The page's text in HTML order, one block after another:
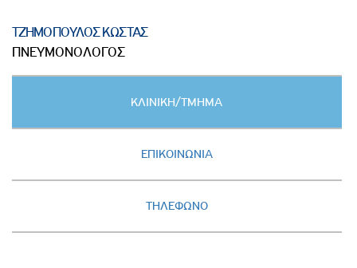
ΤΖΗΜΟΠΟΥΛΟΣ ΚΩΣΤΑΣ
ΠΝΕΥΜΟΝΟΛΟΓΟΣ
ΚΛΙΝΙΚΗ/ΤΜΗΜΑ
ΕΠΙΚΟΙΝΩΝΙΑ
ΤΗΛΕΦΩΝΟ